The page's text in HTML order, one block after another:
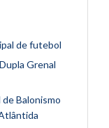
de futebol
Grenal
Balonismo